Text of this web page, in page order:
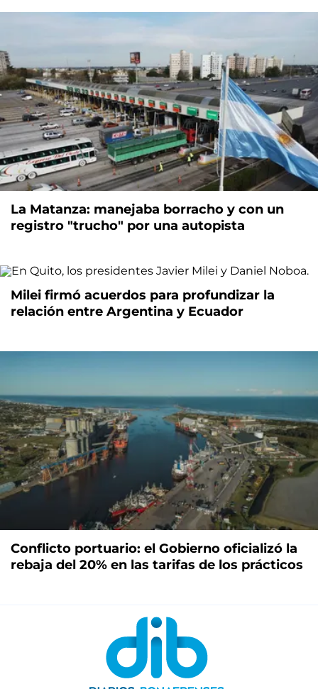
La Matanza: manejaba borracho y con un
registro "trucho" por una autopista
Milei firmó acuerdos para profundizar la
relación entre Argentina y Ecuador
Conflicto portuario: el Gobierno oficializó la
rebaja del 20% en las tarifas de los prácticos